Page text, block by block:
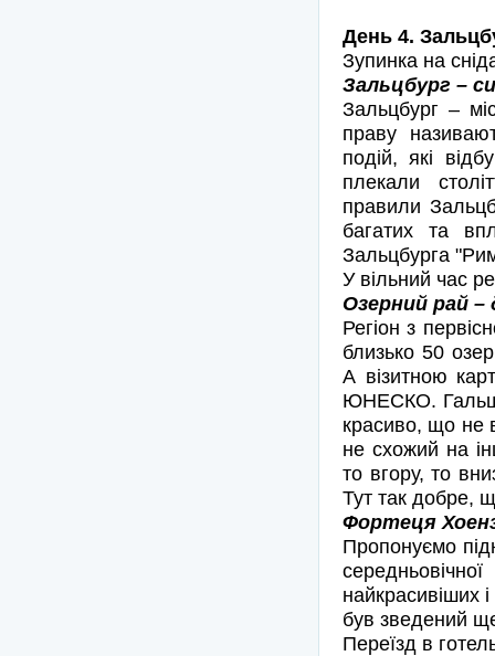
День 4.
Зупинка на
Зальцбург –
Зальцбург –
праву
подій, які
плекали
правили
багатих та
Зальцбурга
У вільний час
Озерний рай –
Регіон з
близько 50
А візитною
ЮНЕСКО.
красиво, що не
не схожий на
то вгору, то
Тут так добре,
Фортеця
Пропонуємо
найкрасивіших
був зведений
Переїзд в